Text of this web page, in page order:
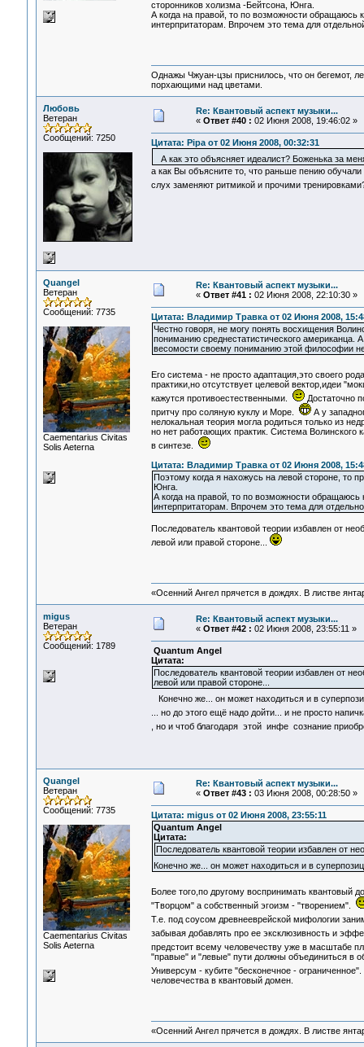
сторонников холизма -Бейтсона, Юнга.
А когда на правой, то по возможности обращаюсь
интерпритаторам. Впрочем это тема для
Однажы Чжуан-цзы приснилось, что он бегемот,
порхающими над цветами.
Любовь
Ветеран
Сообщений: 7250
Re: Квантовый аспект музыки...
« Ответ #40 : 02 Июня 2008, 19:46:02 »
Цитата: Pipa от 02 Июня 2008, 00:32:31
А как это объясняет идеалист? Боженька за
а как Вы объясните то, что раньше пению
слух заменяют ритмикой и прочими
Quangel
Ветеран
Сообщений: 7735
Сaementarius Civitas
Solis Aeterna
Re: Квантовый аспект музыки...
« Ответ #41 : 02 Июня 2008, 22:10:30 »
Цитата: Владимир Травка от 02 Июня 2008,
Честно говоря, не могу понять восхищения
пониманию среднестатистического американца.
весомости своему пониманию этой философии не
Его система - не просто адаптация,это своего
практики,но отсутствует целевой вектор,идеи
кажутся противоестественными.
Достаточно
притчу про соляную куклу и Море.
А у
нелокальная теория могла родиться только из
но нет работающих практик. Система Волинского
в синтезе.
Цитата: Владимир Травка от 02 Июня 2008,
Поэтому когда я нахожусь на левой стороне, то
Юнга.
А когда на правой, то по возможности
интерпритаторам. Впрочем это тема для
Последователь квантовой теории избавлен от
левой или правой стороне...
«Осенний Ангел прячется в дождях. В листве
migus
Ветеран
Сообщений: 1789
Re: Квантовый аспект музыки...
« Ответ #42 : 02 Июня 2008, 23:55:11 »
Quantum Angel
Цитата:
Последователь квантовой теории избавлен от
левой или правой стороне...
Конечно же... он может находиться и в
... но до этого ещё надо дойти... и не просто
, но и чтоб благодаря этой инфе сознание
Quangel
Ветеран
Сообщений: 7735
Сaementarius Civitas
Solis Aeterna
Re: Квантовый аспект музыки...
« Ответ #43 : 03 Июня 2008, 00:28:50 »
Цитата: migus от 02 Июня 2008, 23:55:11
Quantum Angel
Цитата:
Последователь квантовой теории избавлен от
Конечно же... он может находиться и в
Более того,по другому воспринимать квантовый
"Творцом" а собственный эгоизм - "творением".
Т.е. под соусом древнееврейской мифологии
забывая добавлять про ее эксклюзивность и
предстоит всему человечеству уже в масштабе
"правые" и "левые" пути должны объединиться в
Универсум - кубите "бесконечное -
человечества в квантовый домен.
«Осенний Ангел прячется в дождях. В листве